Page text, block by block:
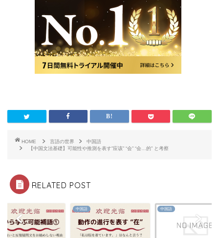
HOME 言語の世界
中国語
【中国文法基礎】可能性や推測を表す”应该” “会” “会…的” と考察
RELATED POST
中国語 中国語